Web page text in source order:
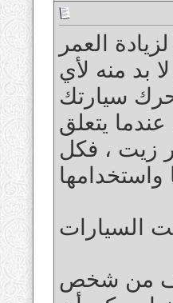
العمر
بد منه لأي
سيارتك
يتعلق
زيت ، فكل
السيارات
من شخص